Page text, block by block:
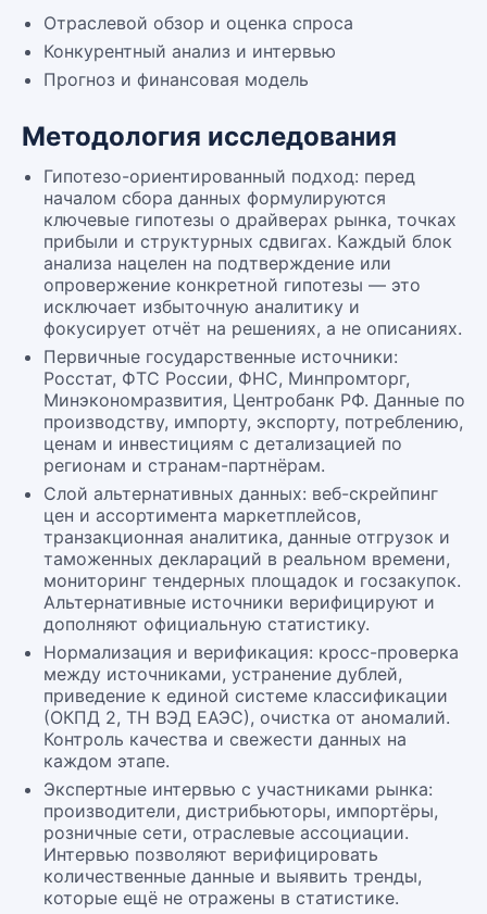
Отраслевой обзор и оценка спроса
Конкурентный анализ и интервью
Прогноз и финансовая модель
Методология исследования
Гипотезо-ориентированный подход: перед
началом сбора данных формулируются
ключевые гипотезы о драйверах рынка, точках
прибыли и структурных сдвигах. Каждый блок
анализа нацелен на подтверждение или
опровержение конкретной гипотезы — это
исключает избыточную аналитику и
фокусирует отчёт на решениях, а не описаниях.
Первичные государственные источники:
Росстат, ФТС России, ФНС, Минпромторг,
Минэкономразвития, Центробанк РФ. Данные по
производству, импорту, экспорту, потреблению,
ценам и инвестициям с детализацией по
регионам и странам-партнёрам.
Слой альтернативных данных: веб-скрейпинг
цен и ассортимента маркетплейсов,
транзакционная аналитика, данные отгрузок и
таможенных деклараций в реальном времени,
мониторинг тендерных площадок и госзакупок.
Альтернативные источники верифицируют и
дополняют официальную статистику.
Нормализация и верификация: кросс-проверка
между источниками, устранение дублей,
приведение к единой системе классификации
(ОКПД 2, ТН ВЭД ЕАЭС), очистка от аномалий.
Контроль качества и свежести данных на
каждом этапе.
Экспертные интервью с участниками рынка:
производители, дистрибьюторы, импортёры,
розничные сети, отраслевые ассоциации.
Интервью позволяют верифицировать
количественные данные и выявить тренды,
которые ещё не отражены в статистике.